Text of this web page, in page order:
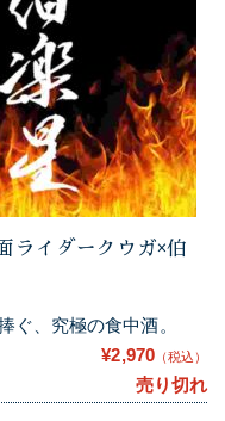
ライダークウガ×伯
ぐ、究極の食中酒。
¥2,970 （税込）
売り切れ